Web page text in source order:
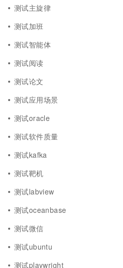
测试主旋律
测试加班
测试智能体
测试阅读
测试论文
测试应用场景
测试oracle
测试软件质量
测试kafka
测试靶机
测试labview
测试oceanbase
测试微信
测试ubuntu
测试playwright